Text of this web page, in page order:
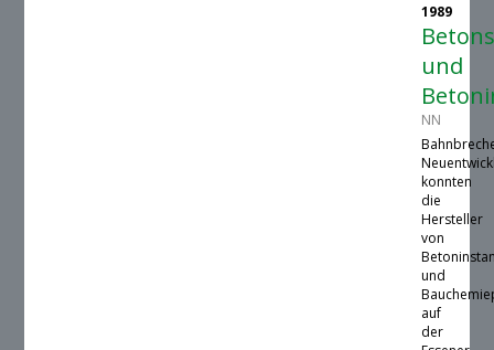
1989
und
NN
konnten
die
Hersteller
von
und
auf
der